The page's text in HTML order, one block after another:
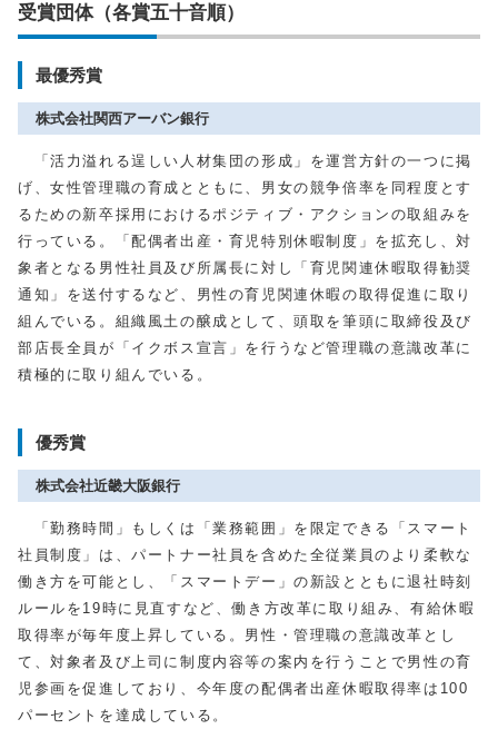
受賞団体（各賞五十音順）
最優秀賞
株式会社関西アーバン銀行
「活力溢れる逞しい人材集団の形成」を運営方針の一つに掲
げ、女性管理職の育成とともに、男女の競争倍率を同程度とす
るための新卒採用におけるポジティブ・アクションの取組みを
行っている。「配偶者出産・育児特別休暇制度」を拡充し、対
象者となる男性社員及び所属長に対し「育児関連休暇取得勧奨
通知」を送付するなど、男性の育児関連休暇の取得促進に取り
組んでいる。組織風土の醸成として、頭取を筆頭に取締役及び
部店長全員が「イクボス宣言」を行うなど管理職の意識改革に
積極的に取り組んでいる。
優秀賞
株式会社近畿大阪銀行
「勤務時間」もしくは「業務範囲」を限定できる「スマート
社員制度」は、パートナー社員を含めた全従業員のより柔軟な
働き方を可能とし、「スマートデー」の新設とともに退社時刻
ルールを19時に見直すなど、働き方改革に取り組み、有給休暇
取得率が毎年度上昇している。男性・管理職の意識改革とし
て、対象者及び上司に制度内容等の案内を行うことで男性の育
児参画を促進しており、今年度の配偶者出産休暇取得率は100
パーセントを達成している。